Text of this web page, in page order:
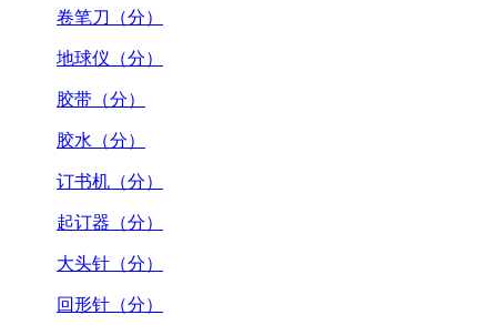
卷笔刀（分）
地球仪（分）
胶带（分）
胶水（分）
订书机（分）
起订器（分）
大头针（分）
回形针（分）